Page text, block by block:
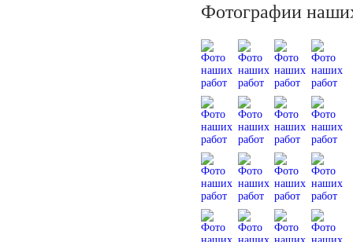
Фотографии